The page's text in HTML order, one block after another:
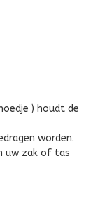
) houdt de
worden.
uw zak of tas